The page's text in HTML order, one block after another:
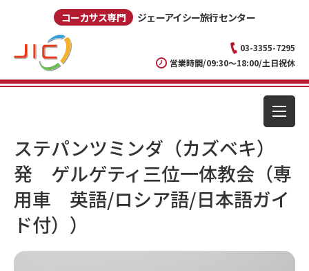
コーカサス専門 ジェーアイシー旅行センター
03-3355-7295
営業時間/09:30～18:00/土日祝休
ステパンツミンダ（カズベキ）
発 ゲルゲティ三位一体教会（専
用車 英語/ロシア語/日本語ガイ
ド付））